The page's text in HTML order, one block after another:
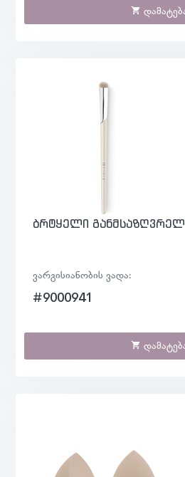
ბრტყელი
ვარგისიანობის ვადა:
#9000941